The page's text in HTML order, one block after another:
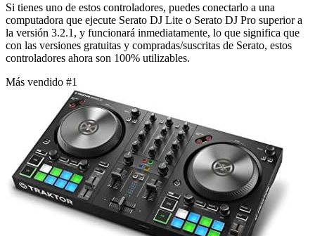
Si tienes uno de estos controladores, puedes conectarlo a una
computadora que ejecute Serato DJ Lite o Serato DJ Pro superior a
la versión 3.2.1, y funcionará inmediatamente, lo que significa que
con las versiones gratuitas y compradas/suscritas de Serato, estos
controladores ahora son 100% utilizables.
Más vendido #1